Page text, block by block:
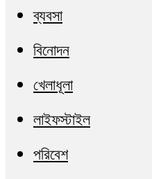
ব্যবসা
বিনোদন
খেলাধূলা
লাইফস্টাইল
পরিবেশ